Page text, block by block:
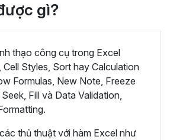
gì?
thạo công cụ trong Excel
Cell Styles, Sort hay Calculation
Formulas, New Note, Freeze
Fill và Data Validation,
thủ thuật với hàm Excel như